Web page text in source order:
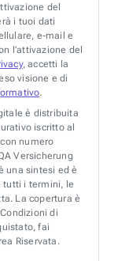
del
i tuoi dati
e-mail e
l’attivazione del
, accetti la
visione e di
.
è distribuita
iscritto al
numero
Versicherung
una sintesi ed è
tutti i termini, le
La copertura è
di
fai
Riservata.